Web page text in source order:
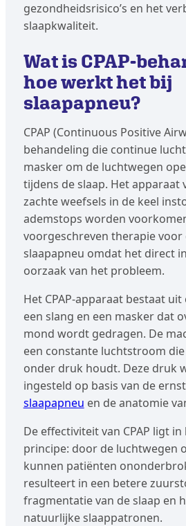
gezondheidsrisico’s en het
slaapkwaliteit.
Wat is CPAP-
hoe werkt het bij
slaapapneu?
CPAP (Continuous Positive
behandeling die continue
masker om de luchtwegen
tijdens de slaap. Het
zachte weefsels in de keel
ademstops worden
voorgeschreven therapie
slaapapneu omdat het direct
oorzaak van het probleem.
Het CPAP-apparaat bestaat
een slang en een masker dat
mond wordt gedragen. De
een constante luchtstroom
onder druk houdt. Deze druk
ingesteld op basis van de
slaapapneu en de anatomie
De effectiviteit van CPAP ligt
principe: door de luchtwegen
kunnen patiënten
resulteert in een betere
fragmentatie van de slaap en
natuurlijke slaappatronen.